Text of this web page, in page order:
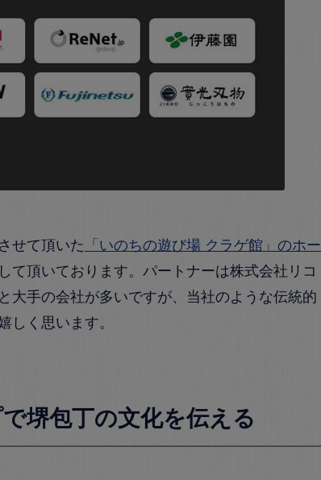
せて頂いた 「いのちの遊び場 クラゲ館」のホー
て頂いております。パートナーは株式会社リコ
大手の会社が多いですが、当社のような伝統的
く思います。
堺包丁の文化を伝える